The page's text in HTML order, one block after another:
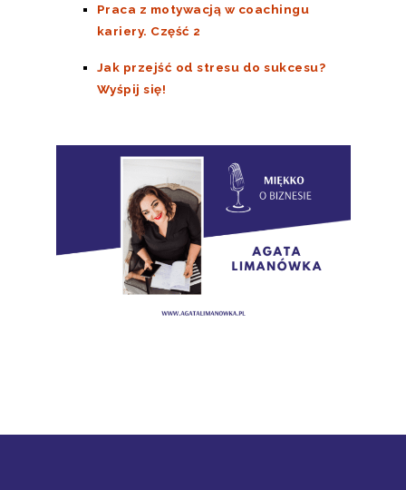
Praca z motywacją w coachingu
kariery. Część 2
Jak przejść od stresu do sukcesu?
Wyśpij się!